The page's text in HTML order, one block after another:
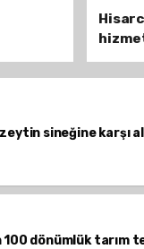
sineğine karşı
100 dönümlük tarım